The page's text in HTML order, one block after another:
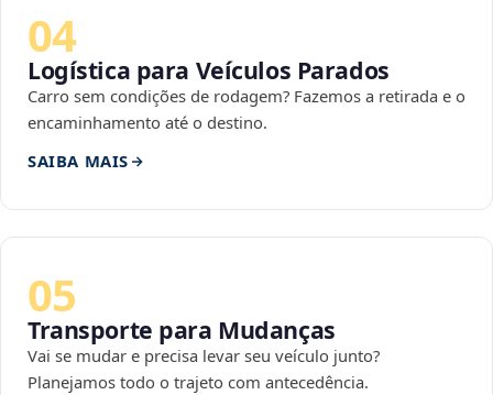
04
Logística para Veículos Parados
Carro sem condições de rodagem? Fazemos a retirada e o
encaminhamento até o destino.
SAIBA MAIS
05
Transporte para Mudanças
Vai se mudar e precisa levar seu veículo junto?
Planejamos todo o trajeto com antecedência.